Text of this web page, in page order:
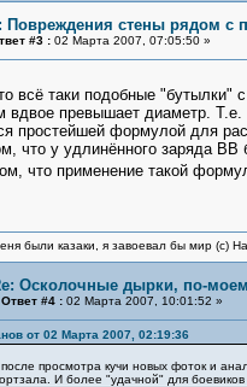
Повреждения стены рядом с
#3 : 02 Марта 2007, 07:05:50 »
всё таки подобные "бутылки"
вдвое превышает диаметр.
простейшей формулой для
что у удлинённого заряда
что применение такой
были казаки, я завоевал бы мир (с)
Осколочные дырки, по-
Ответ #4 : 02 Марта 2007, 10:01:52 »
от 02 Марта 2007, 02:19:36
просмотра кучи новых фоток и
И более "удачной" для